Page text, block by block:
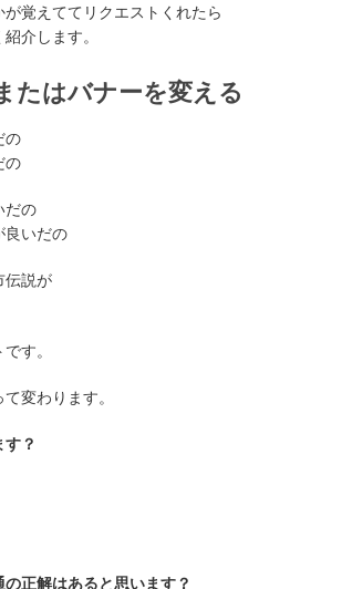
覚えててリクエストくれたら
介します。
たはバナーを変える
の
の
だの
良いだの
伝説が
す。
変わります。
？
正解はあると思います？